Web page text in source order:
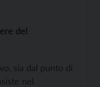
del
sia dal punto di
nel